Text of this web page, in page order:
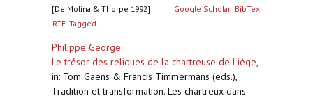
[De Molina & Thorpe 1992] Google Scholar BibTex
RTF Tagged
Philippe George
Le trésor des reliques de la chartreuse de Liège,
in: Tom Gaens & Francis Timmermans (eds.),
Tradition et transformation. Les chartreux dans